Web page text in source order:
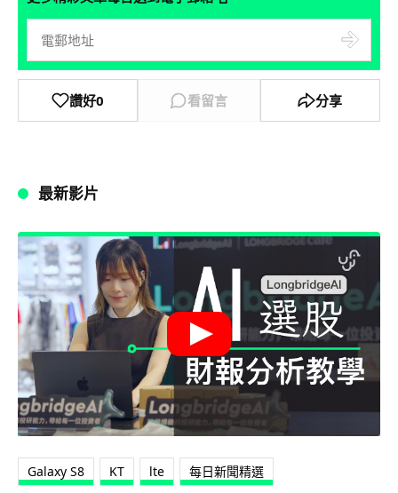
讚好0 看留言 分享
最新影片
Galaxy S8 KT lte 每日新聞精選